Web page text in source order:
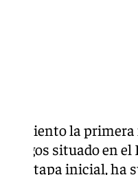
la
juegos situado en
etapa inicial,